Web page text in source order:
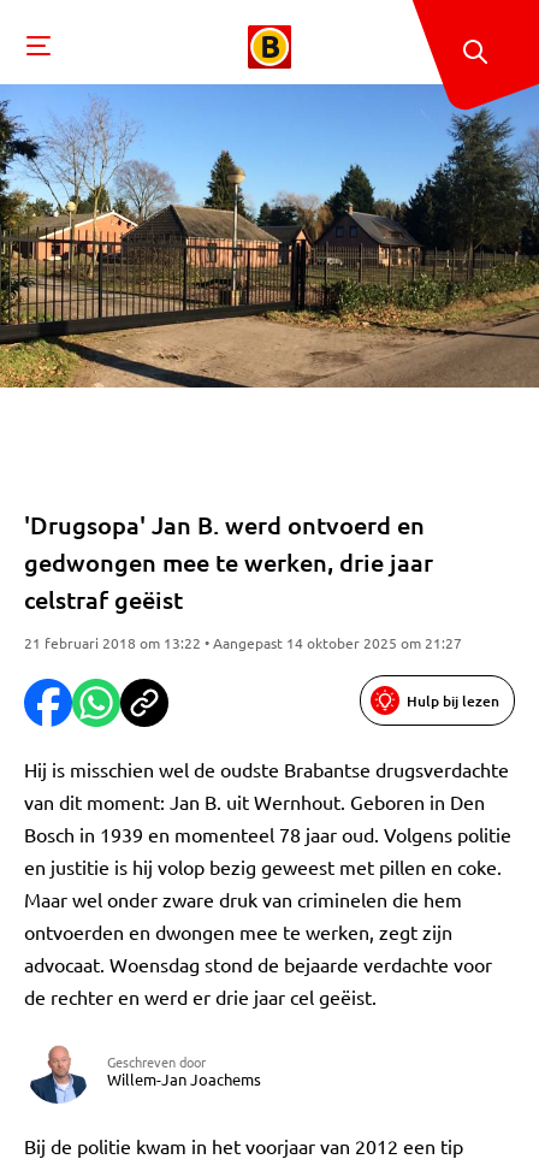
'Drugsopa' Jan B. werd ontvoerd en
gedwongen mee te werken, drie jaar
celstraf geëist
21 februari 2018 om 13:22 • Aangepast 14 oktober 2025 om 21:27
Hulp bij lezen
Hij is misschien wel de oudste Brabantse drugsverdachte
van dit moment: Jan B. uit Wernhout. Geboren in Den
Bosch in 1939 en momenteel 78 jaar oud. Volgens politie
en justitie is hij volop bezig geweest met pillen en coke.
Maar wel onder zware druk van criminelen die hem
ontvoerden en dwongen mee te werken, zegt zijn
advocaat. Woensdag stond de bejaarde verdachte voor
de rechter en werd er drie jaar cel geëist.
Geschreven door
Willem-Jan Joachems
Bij de politie kwam in het voorjaar van 2012 een tip